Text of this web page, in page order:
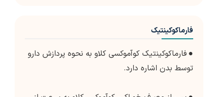
فارماکوکینتیک
●فارماکوکینتیک کوآموکسی کلاو به نحوه پردازش دارو
توسط بدن اشاره دارد.